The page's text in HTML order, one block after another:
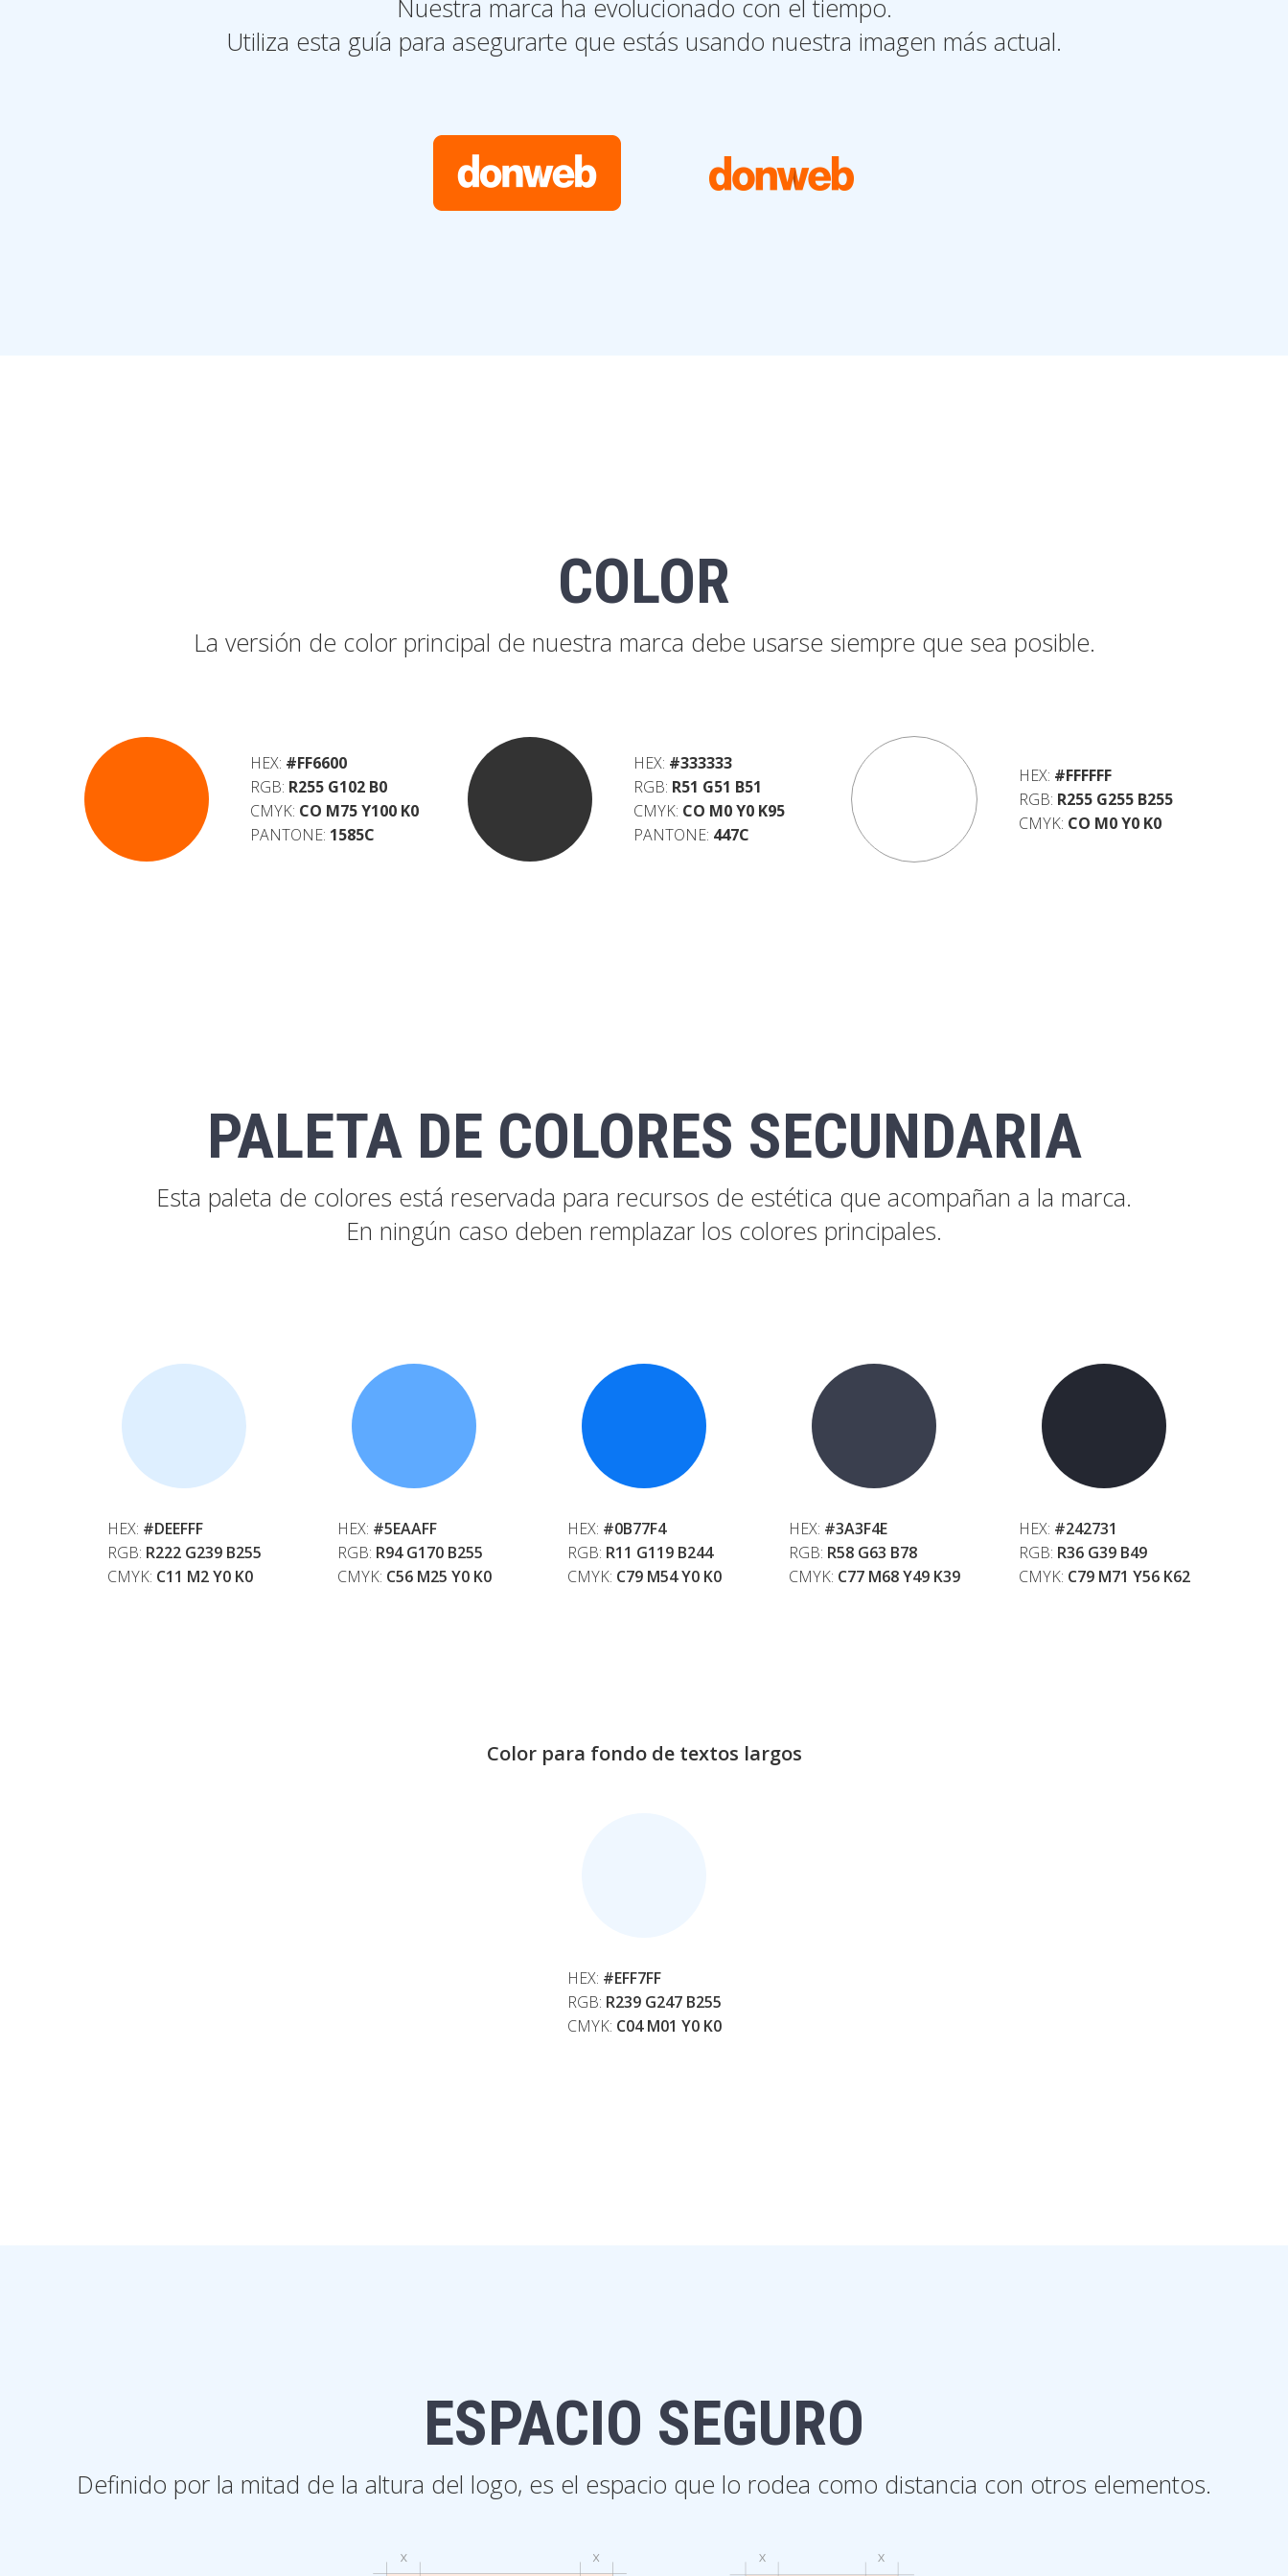
Nuestra marca ha evolucionado con el tiempo.
Utiliza esta guía para asegurarte que estás usando nuestra imagen más actual.
COLOR
La versión de color principal de nuestra marca debe usarse siempre que sea posible.
HEX: #FF6600
RGB: R255 G102 B0
CMYK: CO M75 Y100 K0
PANTONE: 1585C
HEX: #333333
RGB: R51 G51 B51
CMYK: CO M0 Y0 K95
PANTONE: 447C
HEX: #FFFFFF
RGB: R255 G255 B255
CMYK: CO M0 Y0 K0
PALETA DE COLORES SECUNDARIA
Esta paleta de colores está reservada para recursos de estética que acompañan a la marca.
En ningún caso deben remplazar los colores principales.
HEX: #DEEFFF
RGB: R222 G239 B255
CMYK: C11 M2 Y0 K0
HEX: #5EAAFF
RGB: R94 G170 B255
CMYK: C56 M25 Y0 K0
HEX: #0B77F4
RGB: R11 G119 B244
CMYK: C79 M54 Y0 K0
HEX: #3A3F4E
RGB: R58 G63 B78
CMYK: C77 M68 Y49 K39
HEX: #242731
RGB: R36 G39 B49
CMYK: C79 M71 Y56 K62
Color para fondo de textos largos
HEX: #EFF7FF
RGB: R239 G247 B255
CMYK: C04 M01 Y0 K0
ESPACIO SEGURO
Definido por la mitad de la altura del logo, es el espacio que lo rodea como distancia con otros elementos.